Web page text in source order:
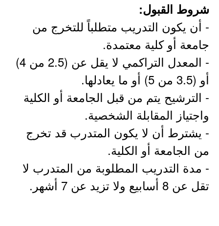
شروط القبول:
- أن يكون التدريب متطلباً للتخرج من
جامعة أو كلية معتمدة.
- المعدل التراكمي لا يقل عن (2.5 من 4)
أو (3.5 من 5) أو ما يعادلها.
- الترشيح يتم من قبل الجامعة أو الكلية
واجتياز المقابلة الشخصية.
- يشترط أن لا يكون المتدرب قد تخرج
من الجامعة أو الكلية.
- مدة التدريب المطلوبة من المتدرب لا
تقل عن 8 أسابيع ولا تزيد عن 7 أشهر.